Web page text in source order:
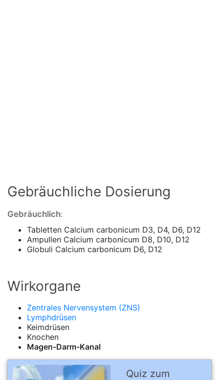
Gebräuchliche Dosierung
Gebräuchlich:
Tabletten Calcium carbonicum D3, D4, D6, D12
Ampullen Calcium carbonicum D8, D10, D12
Globuli Calcium carbonicum D6, D12
Wirkorgane
Zentrales Nervensystem (ZNS)
Lymphdrüsen
Keimdrüsen
Knochen
Magen-Darm-Kanal
Quiz zum